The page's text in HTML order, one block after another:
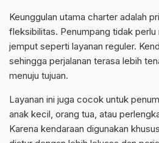
Keunggulan utama charter adalah
fleksibilitas. Penumpang tidak
jemput seperti layanan reguler.
sehingga perjalanan terasa lebih
menuju tujuan.
Layanan ini juga cocok untuk
anak kecil, orang tua, atau
Karena kendaraan digunakan